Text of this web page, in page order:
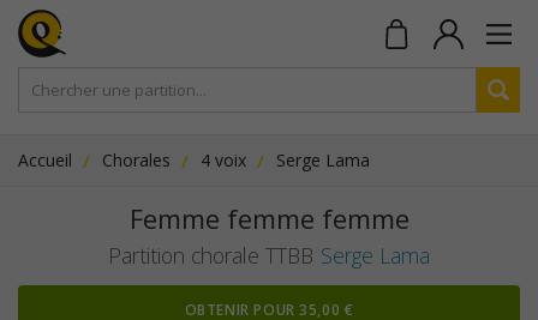
Accueil Chorales 4 voix Serge Lama
Femme femme femme
Partition chorale TTBB Serge Lama
OBTENIR POUR 35,00 €